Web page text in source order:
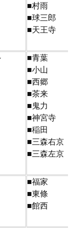
■村雨
■球三郎
■天王寺
■青葉
■小山
■西郷
■茶来
■鬼力
■神宮寺
■稲田
■三森右京
■三森左京
■福家
■東條
■館西